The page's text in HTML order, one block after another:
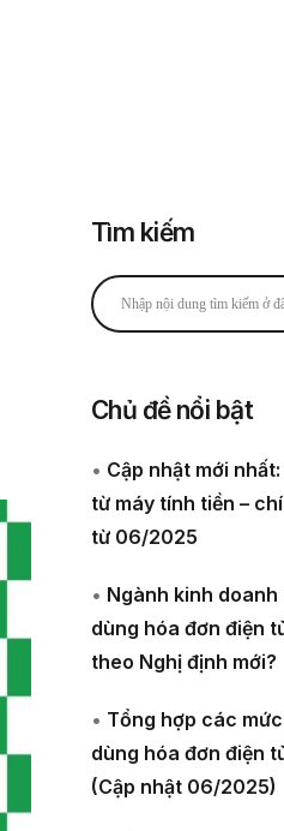
Tìm kiếm
Chủ đề nổi bật
• Cập nhật mới
từ máy tính tiền –
từ 06/2025
• Ngành kinh
dùng hóa đơn điện
theo Nghị định mới?
• Tổng hợp các
dùng hóa đơn điện
(Cập nhật 06/2025)